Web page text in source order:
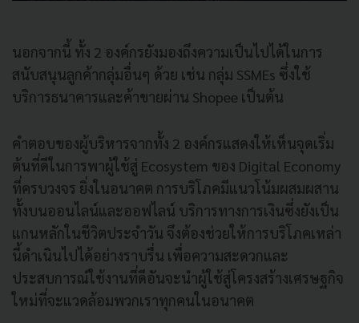
นอกจากนี้ ทั้ง 2 องค์กรยังมองถึงความเป็นไปได้ในการ
สนับสนุนลูกค้ากลุ่มอื่นๆ ด้วย เช่น กลุ่ม SSMEs ซึ่งใช้
บริการธนาคารและค้าขายผ่าน Shopee เป็นต้น
คำตอบของผู้บริหารจากทั้ง 2 องค์กรแสดงให้เห็นจุดเริ่ม
ต้นที่ดีในการพาผู้ใช้สู่ Ecosystem ของ Digital Economy
ที่ครบวงจร ยิ่งในอนาคต การบริโภคมีแนวโน้มผสมผสาน
ทั้งบนออนไลน์และออฟไลน์ บริการทางการเงินซึ่งยังเป็น
แกนหลักในชีวิตประจำวัน จึงต้องช่วยให้การบริโภคเหล่า
นี้ดำเนินไปได้อย่างราบรื่น เพื่อความสะดวกและ
ประสบการณ์ใช้งานที่ดีอันจะนำผู้ใช้สู่โครงสร้างเศรษฐกิจ
ใหม่ที่จะแวดล้อมพวกเราทุกคนในอนาคต